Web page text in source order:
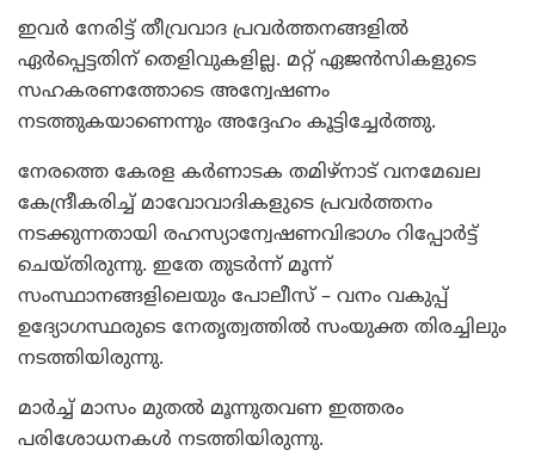
ഇവര്‍ നേരിട്ട് തീവ്രവാദ പ്രവര്‍ത്തനങ്ങളില്‍
ഏര്‍പ്പെട്ടതിന് തെളിവുകളില്ല. മറ്റ് ഏജന്‍സികളുടെ
സഹകരണത്തോടെ അന്വേഷണം
നടത്തുകയാണെന്നും അദ്ദേഹം കൂട്ടിച്ചേര്‍ത്തു.
നേരത്തെ കേരള കര്‍ണാടക തമിഴ്‌നാട് വനമേഖല
കേന്ദ്രീകരിച്ച് മാവോവാദികളുടെ പ്രവര്‍ത്തനം
നടക്കുന്നതായി രഹസ്യാന്വേഷണവിഭാഗം റിപ്പോര്‍ട്ട്
ചെയ്തിരുന്നു. ഇതേ തുടര്‍ന്ന് മൂന്ന്
സംസ്ഥാനങ്ങളിലെയും പോലീസ് – വനം വകുപ്പ്
ഉദ്യോഗസ്ഥരുടെ നേതൃത്വത്തില്‍ സംയുക്ത തിരച്ചിലും
നടത്തിയിരുന്നു.
മാര്‍ച്ച് മാസം മുതല്‍ മൂന്നുതവണ ഇത്തരം
പരിശോധനകള്‍ നടത്തിയിരുന്നു.